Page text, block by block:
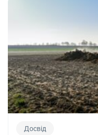
Особливо важливим
лежання. Окрім ваги
вони несуть вагу
Ця збільшена вага
Досвід